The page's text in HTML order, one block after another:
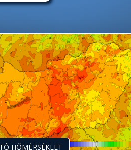
HŐMÉRSÉKLET